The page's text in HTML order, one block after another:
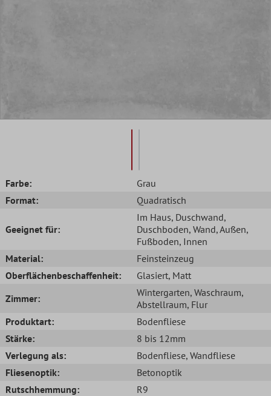
Farbe:
Grau
Format:
Quadratisch
Geeignet für:
Im Haus, Duschwand,
Duschboden, Wand, Außen,
Fußboden, Innen
Material:
Feinsteinzeug
Oberflächenbeschaffenheit:
Glasiert, Matt
Zimmer:
Wintergarten, Waschraum,
Abstellraum, Flur
Produktart:
Bodenfliese
Stärke:
8 bis 12mm
Verlegung als:
Bodenfliese, Wandfliese
Fliesenoptik:
Betonoptik
Rutschhemmung:
R9